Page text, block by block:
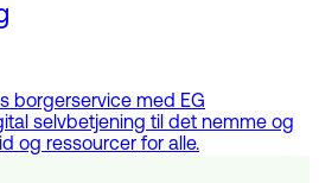
borgerservice med EG
selvbetjening til det nemme og
og ressourcer for alle.